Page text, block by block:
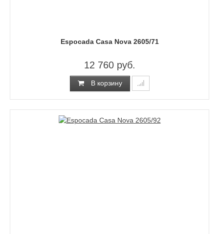
Espocada Casa Nova 2605/71
12 760 руб.
В корзину